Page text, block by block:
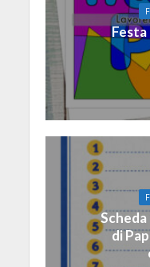
Festa
Scheda
di